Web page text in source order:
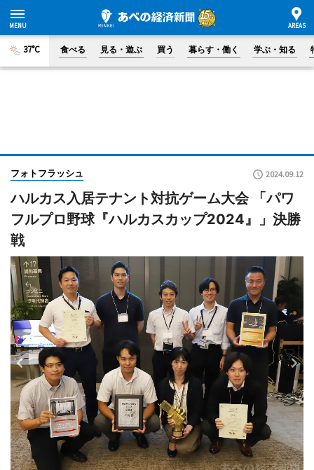
37°C 食べる 見る・遊ぶ 買う 暮らす・働く 学ぶ・知る
フォトフラッシュ 2024.09.12
ハルカス入居テナント対抗ゲーム大会 「パワ
フルプロ野球『ハルカスカップ2024』」決勝
戦